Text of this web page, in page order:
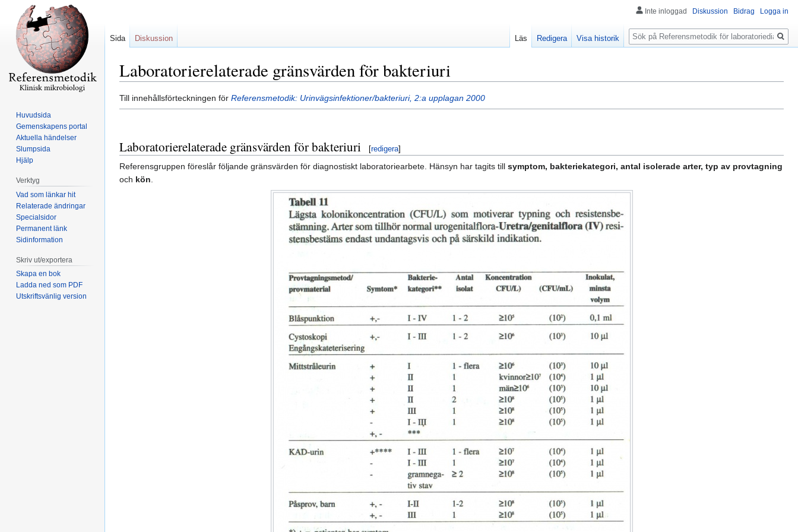
Laboratorierelaterade gränsvärden för bakteriuri
Hoppa
till
Hoppa
till
Till innehållsförteckningen för Referensmetodik: Urinvägsinfektioner/bakteriuri, 2:a upplagan 2000
Laboratorierelaterade gränsvärden för bakteriuri [redigera]
Referensgruppen föreslår följande gränsvärden för diagnostiskt laboratoriearbete. Hänsyn har tagits till symptom, bakteriekategori, antal isolerade arter, typ av provtagning
och kön.
Inte inloggad Diskussion Bidrag Logga in
Sida Diskussion Läs Redigera Visa historik
Sök
Huvudsida
Gemenskapens portal
Aktuella händelser
Slumpsida
Hjälp
Verktyg
Vad som länkar hit
Relaterade ändringar
Specialsidor
Permanent länk
Sidinformation
Skriv ut/exportera
Skapa en bok
Ladda ned som PDF
Utskriftsvänlig version